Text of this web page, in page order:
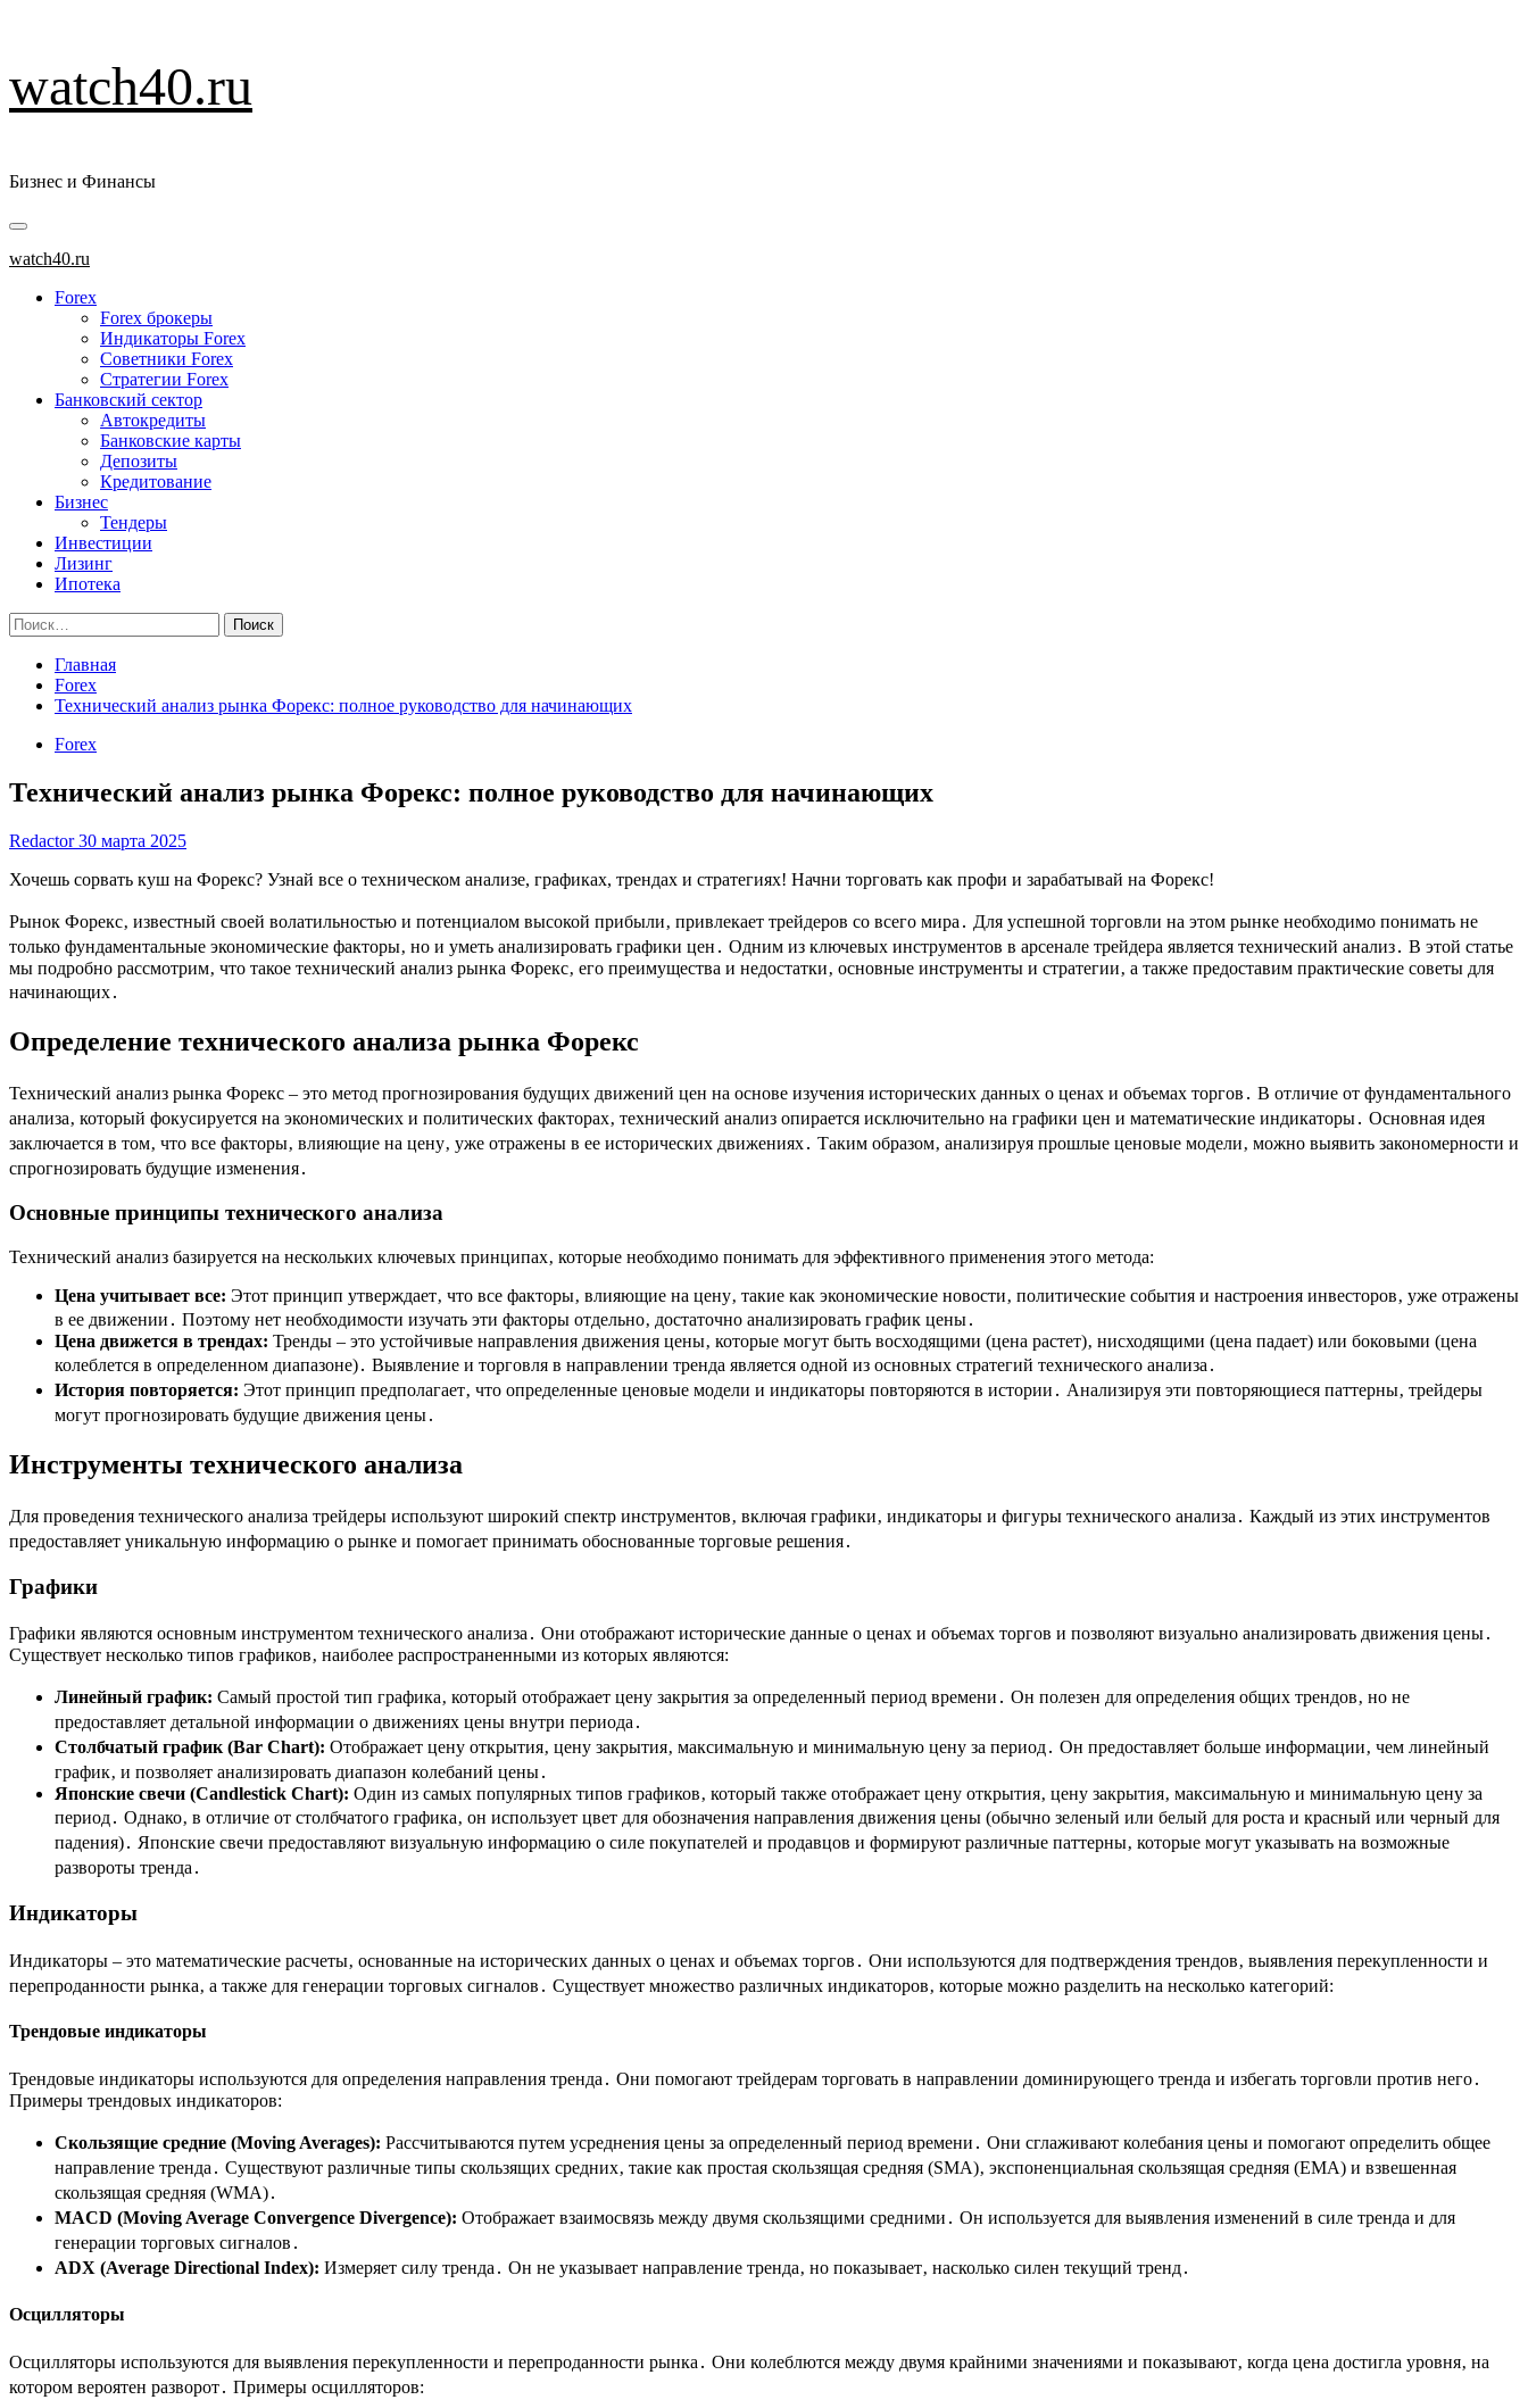
к
содержимому
watch40.ru
Бизнес и Финансы
Основное
меню
watch40.ru
Forex
Forex брокеры
Индикаторы Forex
Советники Forex
Стратегии Forex
Банковский сектор
Автокредиты
Банковские карты
Депозиты
Кредитование
Бизнес
Тендеры
Инвестиции
Лизинг
Ипотека
Найти:
Главная
Forex
Технический анализ рынка Форекс: полное руководство для начинающих
Forex
Технический анализ рынка Форекс: полное руководство для начинающих
Redactor30 марта 2025
Хочешь сорвать куш на Форекс? Узнай все о техническом анализе, графиках, трендах и стратегиях! Начни торговать как профи и зарабатывай на Форекс!
Рынок Форекс‚ известный своей волатильностью и потенциалом высокой прибыли‚ привлекает трейдеров со всего мира․ Для успешной торговли на этом рынке необходимо понимать не
только фундаментальные экономические факторы‚ но и уметь анализировать графики цен․ Одним из ключевых инструментов в арсенале трейдера является технический анализ․ В этой статье
мы подробно рассмотрим‚ что такое технический анализ рынка Форекс‚ его преимущества и недостатки‚ основные инструменты и стратегии‚ а также предоставим практические советы для
начинающих․
Определение технического анализа рынка Форекс
Технический анализ рынка Форекс – это метод прогнозирования будущих движений цен на основе изучения исторических данных о ценах и объемах торгов․ В отличие от фундаментального
анализа‚ который фокусируется на экономических и политических факторах‚ технический анализ опирается исключительно на графики цен и математические индикаторы․ Основная идея
заключается в том‚ что все факторы‚ влияющие на цену‚ уже отражены в ее исторических движениях․ Таким образом‚ анализируя прошлые ценовые модели‚ можно выявить закономерности и
спрогнозировать будущие изменения․
Основные принципы технического анализа
Технический анализ базируется на нескольких ключевых принципах‚ которые необходимо понимать для эффективного применения этого метода:
Цена учитывает все: Этот принцип утверждает‚ что все факторы‚ влияющие на цену‚ такие как экономические новости‚ политические события и настроения инвесторов‚ уже отражены
в ее движении․ Поэтому нет необходимости изучать эти факторы отдельно‚ достаточно анализировать график цены․
Цена движется в трендах: Тренды – это устойчивые направления движения цены‚ которые могут быть восходящими (цена растет)‚ нисходящими (цена падает) или боковыми (цена
колеблется в определенном диапазоне)․ Выявление и торговля в направлении тренда является одной из основных стратегий технического анализа․
История повторяется: Этот принцип предполагает‚ что определенные ценовые модели и индикаторы повторяются в истории․ Анализируя эти повторяющиеся паттерны‚ трейдеры
могут прогнозировать будущие движения цены․
Инструменты технического анализа
Для проведения технического анализа трейдеры используют широкий спектр инструментов‚ включая графики‚ индикаторы и фигуры технического анализа․ Каждый из этих инструментов
предоставляет уникальную информацию о рынке и помогает принимать обоснованные торговые решения․
Графики
Графики являются основным инструментом технического анализа․ Они отображают исторические данные о ценах и объемах торгов и позволяют визуально анализировать движения цены․
Существует несколько типов графиков‚ наиболее распространенными из которых являются:
Линейный график: Самый простой тип графика‚ который отображает цену закрытия за определенный период времени․ Он полезен для определения общих трендов‚ но не
предоставляет детальной информации о движениях цены внутри периода․
Столбчатый график (Bar Chart): Отображает цену открытия‚ цену закрытия‚ максимальную и минимальную цену за период․ Он предоставляет больше информации‚ чем линейный
график‚ и позволяет анализировать диапазон колебаний цены․
Японские свечи (Candlestick Chart): Один из самых популярных типов графиков‚ который также отображает цену открытия‚ цену закрытия‚ максимальную и минимальную цену за
период․ Однако‚ в отличие от столбчатого графика‚ он использует цвет для обозначения направления движения цены (обычно зеленый или белый для роста и красный или черный для
падения)․ Японские свечи предоставляют визуальную информацию о силе покупателей и продавцов и формируют различные паттерны‚ которые могут указывать на возможные
развороты тренда․
Индикаторы
Индикаторы – это математические расчеты‚ основанные на исторических данных о ценах и объемах торгов․ Они используются для подтверждения трендов‚ выявления перекупленности и
перепроданности рынка‚ а также для генерации торговых сигналов․ Существует множество различных индикаторов‚ которые можно разделить на несколько категорий:
Трендовые индикаторы
Трендовые индикаторы используются для определения направления тренда․ Они помогают трейдерам торговать в направлении доминирующего тренда и избегать торговли против него․
Примеры трендовых индикаторов:
Скользящие средние (Moving Averages): Рассчитываются путем усреднения цены за определенный период времени․ Они сглаживают колебания цены и помогают определить общее
направление тренда․ Существуют различные типы скользящих средних‚ такие как простая скользящая средняя (SMA)‚ экспоненциальная скользящая средняя (EMA) и взвешенная
скользящая средняя (WMA)․
MACD (Moving Average Convergence Divergence): Отображает взаимосвязь между двумя скользящими средними․ Он используется для выявления изменений в силе тренда и для
генерации торговых сигналов․
ADX (Average Directional Index): Измеряет силу тренда․ Он не указывает направление тренда‚ но показывает‚ насколько силен текущий тренд․
Осцилляторы
Осцилляторы используются для выявления перекупленности и перепроданности рынка․ Они колеблются между двумя крайними значениями и показывают‚ когда цена достигла уровня‚ на
котором вероятен разворот․ Примеры осцилляторов: